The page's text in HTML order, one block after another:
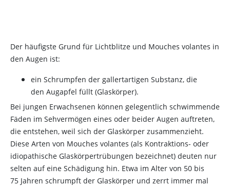
Der häufigste Grund für Lichtblitze und Mouches volantes in
den Augen ist:
ein Schrumpfen der gallertartigen Substanz, die
den Augapfel füllt (Glaskörper).
Bei jungen Erwachsenen können gelegentlich schwimmende
Fäden im Sehvermögen eines oder beider Augen auftreten,
die entstehen, weil sich der Glaskörper zusammenzieht.
Diese Arten von Mouches volantes (als Kontraktions- oder
idiopathische Glaskörpertrübungen bezeichnet) deuten nur
selten auf eine Schädigung hin. Etwa im Alter von 50 bis
75 Jahren schrumpft der Glaskörper und zerrt immer mal